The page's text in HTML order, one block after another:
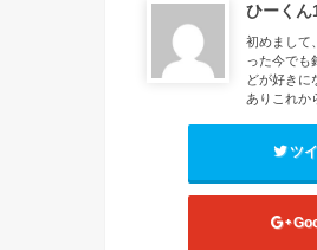
ひーくん
初めまして
った今でも
どが好きに
ありこれか
ツ